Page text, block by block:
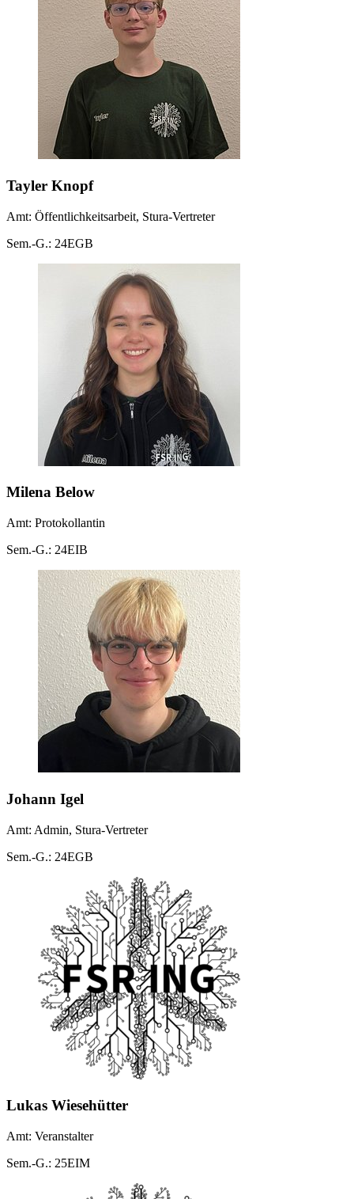
Tayler Knopf
Amt: Öffentlichkeitsarbeit, Stura-Vertreter
Sem.-G.: 24EGB
Milena Below
Amt: Protokollantin
Sem.-G.: 24EIB
Johann Igel
Amt: Admin, Stura-Vertreter
Sem.-G.: 24EGB
Lukas Wiesehütter
Amt: Veranstalter
Sem.-G.: 25EIM